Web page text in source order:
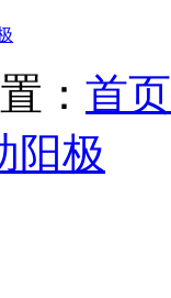
： 首页
阳极